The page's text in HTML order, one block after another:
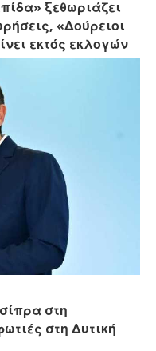
ξεθωριάζει
«Δούρειοι
εκτός εκλογών
στη
στη Δυτική